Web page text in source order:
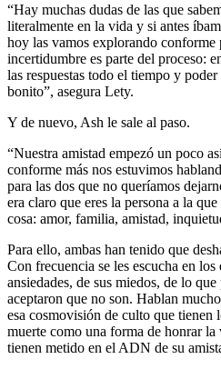
“Hay muchas dudas de las que
literalmente en la vida y si antes
hoy las vamos explorando conforme
incertidumbre es parte del proceso:
las respuestas todo el tiempo y
bonito”, asegura Lety.
Y de nuevo, Ash le sale al paso.
“Nuestra amistad empezó un poco
conforme más nos estuvimos
para las dos que no queríamos
era claro que eres la persona a la
cosa: amor, familia, amistad,
Para ello, ambas han tenido que
Con frecuencia se les escucha en
ansiedades, de sus miedos, de lo
aceptaron que no son. Hablan
esa cosmovisión de culto que tienen
muerte como una forma de honrar
tienen metido en el ADN de su